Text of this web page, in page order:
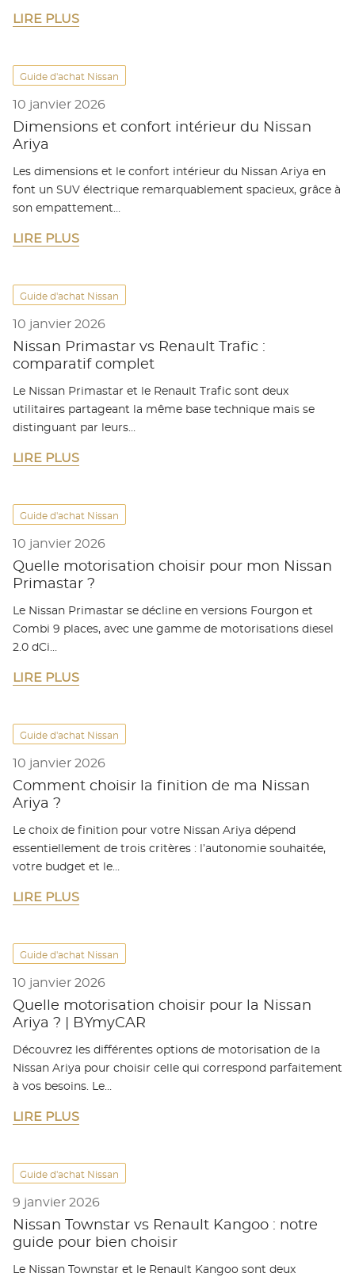
LIRE PLUS
Guide d'achat Nissan
10 janvier 2026
Dimensions et confort intérieur du Nissan
Ariya
Les dimensions et le confort intérieur du Nissan Ariya en
font un SUV électrique remarquablement spacieux, grâce à
son empattement…
LIRE PLUS
Guide d'achat Nissan
10 janvier 2026
Nissan Primastar vs Renault Trafic :
comparatif complet
Le Nissan Primastar et le Renault Trafic sont deux
utilitaires partageant la même base technique mais se
distinguant par leurs…
LIRE PLUS
Guide d'achat Nissan
10 janvier 2026
Quelle motorisation choisir pour mon Nissan
Primastar ?
Le Nissan Primastar se décline en versions Fourgon et
Combi 9 places, avec une gamme de motorisations diesel
2.0 dCi…
LIRE PLUS
Guide d'achat Nissan
10 janvier 2026
Comment choisir la finition de ma Nissan
Ariya ?
Le choix de finition pour votre Nissan Ariya dépend
essentiellement de trois critères : l’autonomie souhaitée,
votre budget et le…
LIRE PLUS
Guide d'achat Nissan
10 janvier 2026
Quelle motorisation choisir pour la Nissan
Ariya ? | BYmyCAR
Découvrez les différentes options de motorisation de la
Nissan Ariya pour choisir celle qui correspond parfaitement
à vos besoins. Le…
LIRE PLUS
Guide d'achat Nissan
9 janvier 2026
Nissan Townstar vs Renault Kangoo : notre
guide pour bien choisir
Le Nissan Townstar et le Renault Kangoo sont deux